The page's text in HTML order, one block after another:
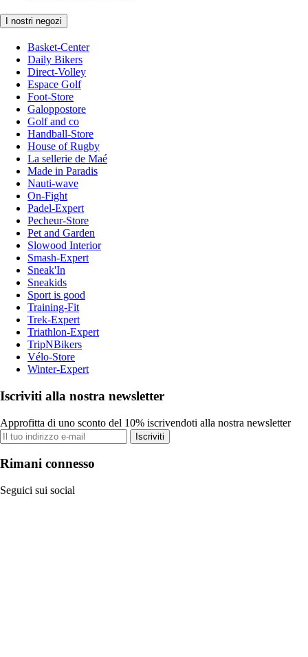
I nostri negozi
Basket-Center
Daily Bikers
Direct-Volley
Espace Golf
Foot-Store
Galoppostore
Golf and co
Handball-Store
House of Rugby
La sellerie de Maé
Made in Paradis
Nauti-wave
On-Fight
Padel-Expert
Pecheur-Store
Pet and Garden
Slowood Interior
Smash-Expert
Sneak'In
Sneakids
Sport is good
Training-Fit
Trek-Expert
Triathlon-Expert
TripNBikers
Vélo-Store
Winter-Expert
Iscriviti alla nostra newsletter
Approfitta di uno sconto del 10% iscrivendoti alla nostra newsletter
Iscriviti
Rimani connesso
Seguici sui social